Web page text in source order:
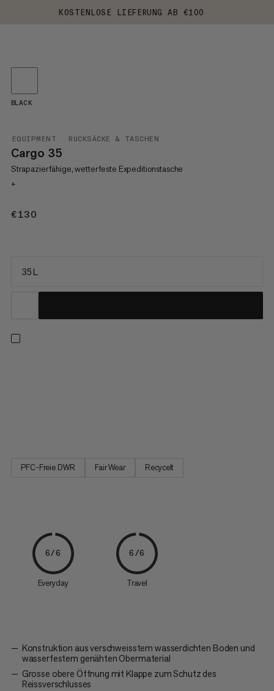
KOSTENLOSE LIEFERUNG AB €100
EQUIPMENT RUCKSÄCKE & TASCHEN
Cargo 35
Strapazierfähige, wetterfeste Expeditionstasche
+
€130
BLACK
35 L
PFC-Freie DWR Fair Wear Recycelt
6/6
Everyday
6/6
Travel
Konstruktion aus verschweisstem wasserdichten Boden und
wasserfestem genähten Obermaterial
Grosse obere Öffnung mit Klappe zum Schutz des
Reissverschlusses